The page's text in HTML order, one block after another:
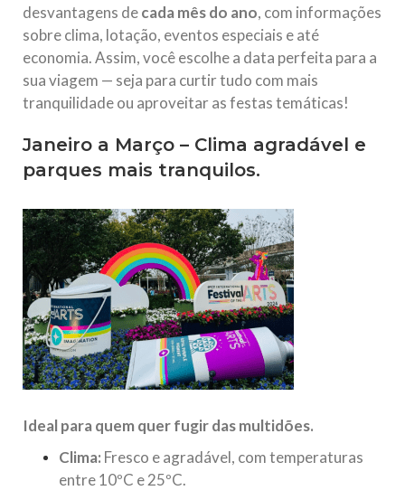
desvantagens decada mês do ano, com informações
sobre clima, lotação, eventos especiais e até
economia. Assim, você escolhe a data perfeita para a
sua viagem — seja para curtir tudo com mais
tranquilidade ou aproveitar as festas temáticas!
Janeiro a Março – Clima agradável e
parques mais tranquilos.
Ideal para quem quer fugir das multidões.
Clima: Fresco e agradável, com temperaturas
entre 10ºC e 25ºC.